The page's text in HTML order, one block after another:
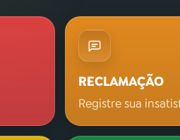
RECLAMAÇÃO
Registre sua